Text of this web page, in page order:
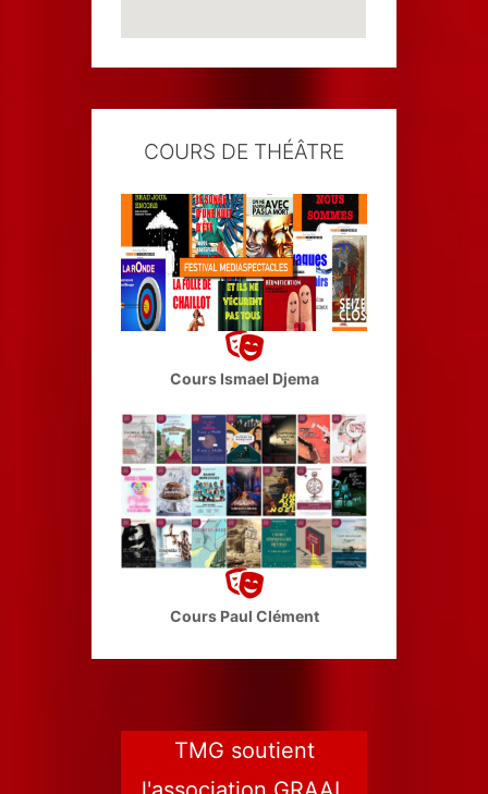
COURS DE THÉÂTRE
Cours Ismael Djema
Cours Paul Clément
TMG soutient